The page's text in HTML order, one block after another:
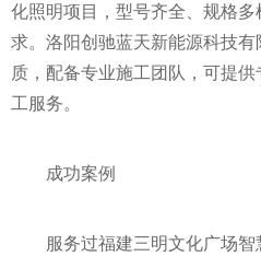
化照明项目，型号齐全、规格
求。洛阳创驰蓝天新能源科技
质，配备专业施工团队，可提
工服务。
成功案例
服务过福建三明文化广场